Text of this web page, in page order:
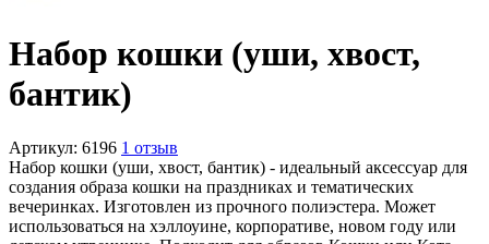
Набор кошки (уши, хвост,
бантик)
Артикул: 6196 1 отзыв
Набор кошки (уши, хвост, бантик) - идеальный аксессуар для
создания образа кошки на праздниках и тематических
вечеринках. Изготовлен из прочного полиэстера. Может
использоваться на хэллоуине, корпоративе, новом году или